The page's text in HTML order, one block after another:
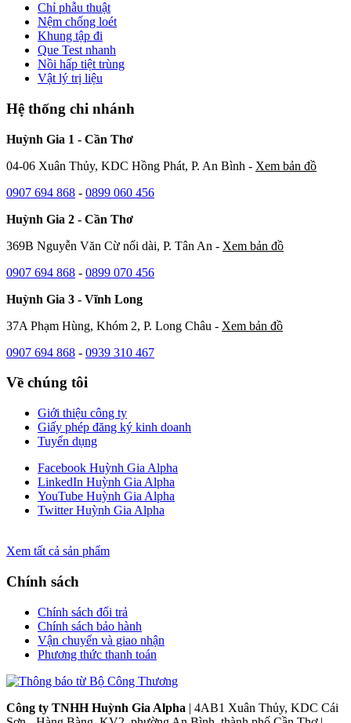
Chỉ phẫu thuật
Nệm chống loét
Khung tập đi
Que Test nhanh
Nồi hấp tiệt trùng
Vật lý trị liệu
Hệ thống chi nhánh
Huỳnh Gia 1 - Cần Thơ
04-06 Xuân Thủy, KDC Hồng Phát, P. An Bình - Xem bản đồ
0907 694 868 - 0899 060 456
Huỳnh Gia 2 - Cần Thơ
369B Nguyễn Văn Cừ nối dài, P. Tân An - Xem bản đồ
0907 694 868 - 0899 070 456
Huỳnh Gia 3 - Vĩnh Long
37A Phạm Hùng, Khóm 2, P. Long Châu - Xem bản đồ
0907 694 868 - 0939 310 467
Về chúng tôi
Giới thiệu công ty
Giấy phép đăng ký kinh doanh
Tuyển dụng
Facebook Huỳnh Gia Alpha
LinkedIn Huỳnh Gia Alpha
YouTube Huỳnh Gia Alpha
Twitter Huỳnh Gia Alpha
Xem tất cả sản phẩm
Chính sách
Chính sách đổi trả
Chính sách bảo hành
Vận chuyển và giao nhận
Phương thức thanh toán
Công ty TNHH Huỳnh Gia Alpha | 4AB1 Xuân Thủy, KDC Cái